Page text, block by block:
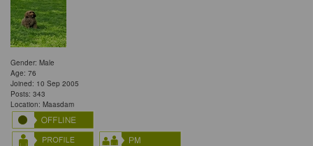
Gender: Male
Age: 76
Joined: 10 Sep 2005
Posts: 343
Location: Maasdam